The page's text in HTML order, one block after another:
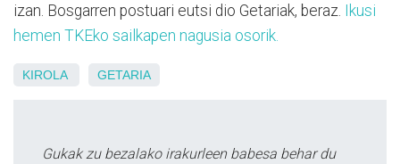
izan. Bosgarren postuari eutsi dio Getariak, beraz. Ikusi
hemen TKEko sailkapen nagusia osorik.
KIROLA GETARIA
Gukak zu bezalako irakurleen babesa behar du